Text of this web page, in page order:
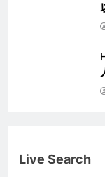
Live Search